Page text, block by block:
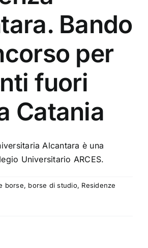
Bando
per
fuori
Catania
Alcantara è una
Universitario ARCES.
borse, borse di studio, Residenze